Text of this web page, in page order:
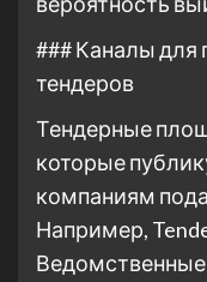
### Каналы для
тендеров
Тендерные
которые
компаниям
Например,